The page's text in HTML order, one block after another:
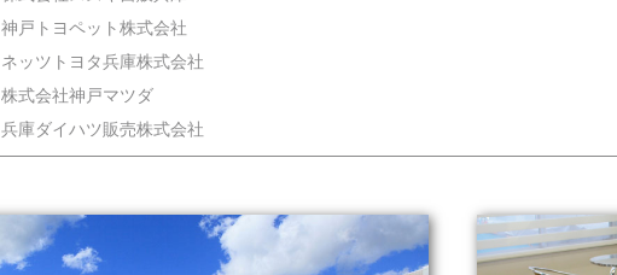
神戸トヨペット株式会社
ネッツトヨタ兵庫株式会社
株式会社神戸マツダ
兵庫ダイハツ販売株式会社